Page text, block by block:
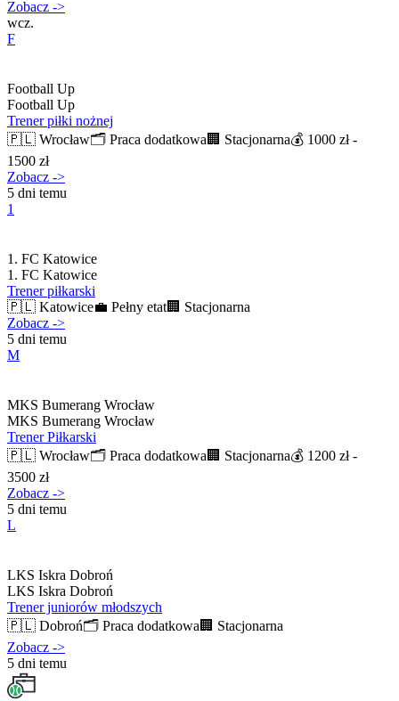
Zobacz ->
wcz.
F
Football Up
Football Up
Trener piłki nożnej
🇵🇱 Wrocław🗂️ Praca dodatkowa🏢 Stacjonarna💰 1000 zł -
1500 zł
Zobacz ->
5 dni temu
1
1. FC Katowice
1. FC Katowice
Trener piłkarski
🇵🇱 Katowice💼 Pełny etat🏢 Stacjonarna
Zobacz ->
5 dni temu
M
MKS Bumerang Wrocław
MKS Bumerang Wrocław
Trener Piłkarski
🇵🇱 Wrocław🗂️ Praca dodatkowa🏢 Stacjonarna💰 1200 zł -
3500 zł
Zobacz ->
5 dni temu
L
LKS Iskra Dobroń
LKS Iskra Dobroń
Trener juniorów młodszych
🇵🇱 Dobroń🗂️ Praca dodatkowa🏢 Stacjonarna
Zobacz ->
5 dni temu